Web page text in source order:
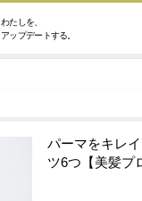
わたしを、
アップデートする。
ワ
パーマをキレ
ツ6つ【美髪プ